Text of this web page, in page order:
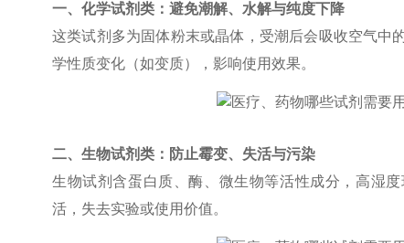
一、化学试剂类：避免潮解、水解与纯度下降
这类试剂多为固体粉末或晶体，受潮后会吸收空气中
学性质变化（如变质），影响使用效果。
二、生物试剂类：防止霉变、失活与污染
生物试剂含蛋白质、酶、微生物等活性成分，高湿
活，失去实验或使用价值。